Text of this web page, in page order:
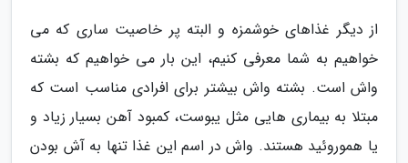
از دیگر غذاهای خوشمزه و البته پر خاصیت ساری که می
خواهیم به شما معرفی کنیم، این بار می خواهیم که بشته
واش است. بشته واش بیشتر برای افرادی مناسب است که
مبتلا به بیماری هایی مثل یبوست، کمبود آهن بسیار زیاد و
یا هموروئید هستند. واش در اسم این غذا تنها به آش بودن